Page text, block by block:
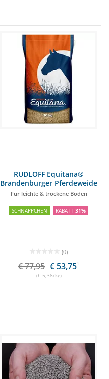
RUDLOFF Equitana®
Brandenburger Pferdeweide
10kg
Für leichte & trockene Böden
SCHNÄPPCHEN RABATT 31%
(0)
€ 77,95 € 53,751
(€ 5,38/kg)